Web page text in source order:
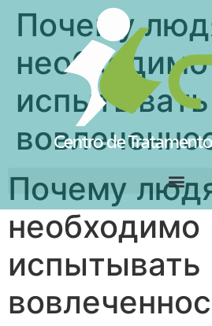
Почему
необходимо
испытывать
Почему
необходимо
испытывать